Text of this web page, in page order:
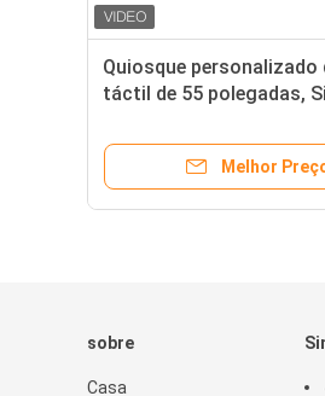
Quiosque personalizado
táctil de 55 polegadas,
propaganda
Melhor
sobre
Casa